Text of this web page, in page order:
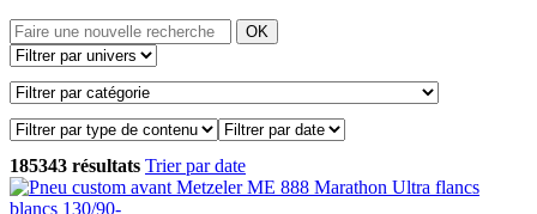
OK
185343 résultats Trier par date